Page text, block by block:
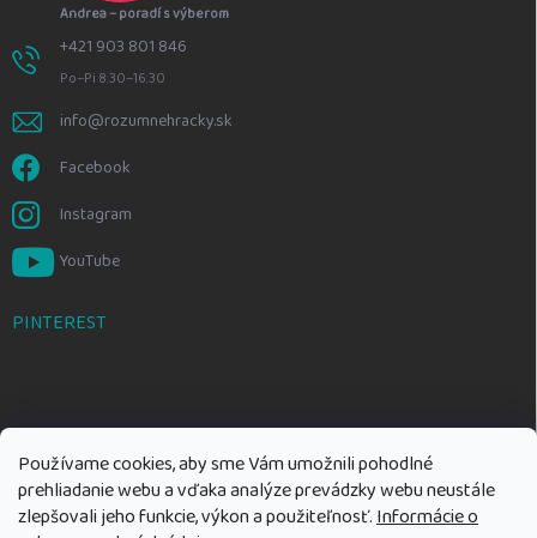
Používame cookies, aby sme Vám umožnili pohodlné
prehliadanie webu a vďaka analýze prevádzky webu neustále
zlepšovali jeho funkcie, výkon a použiteľnosť.Informácie o
Andrea – poradí s výberom
+421 903 801 846
Po–Pi 8:30–16:30
info@rozumnehracky.sk
Facebook
Instagram
YouTube
PINTEREST